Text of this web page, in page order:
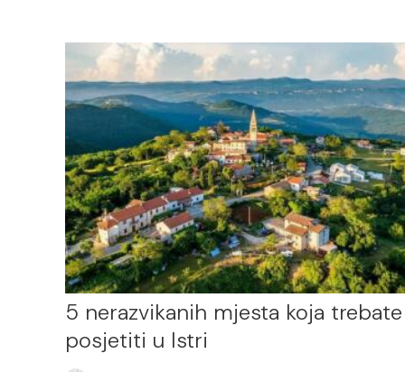
5 nerazvikanih mjesta koja trebate
posjetiti u Istri